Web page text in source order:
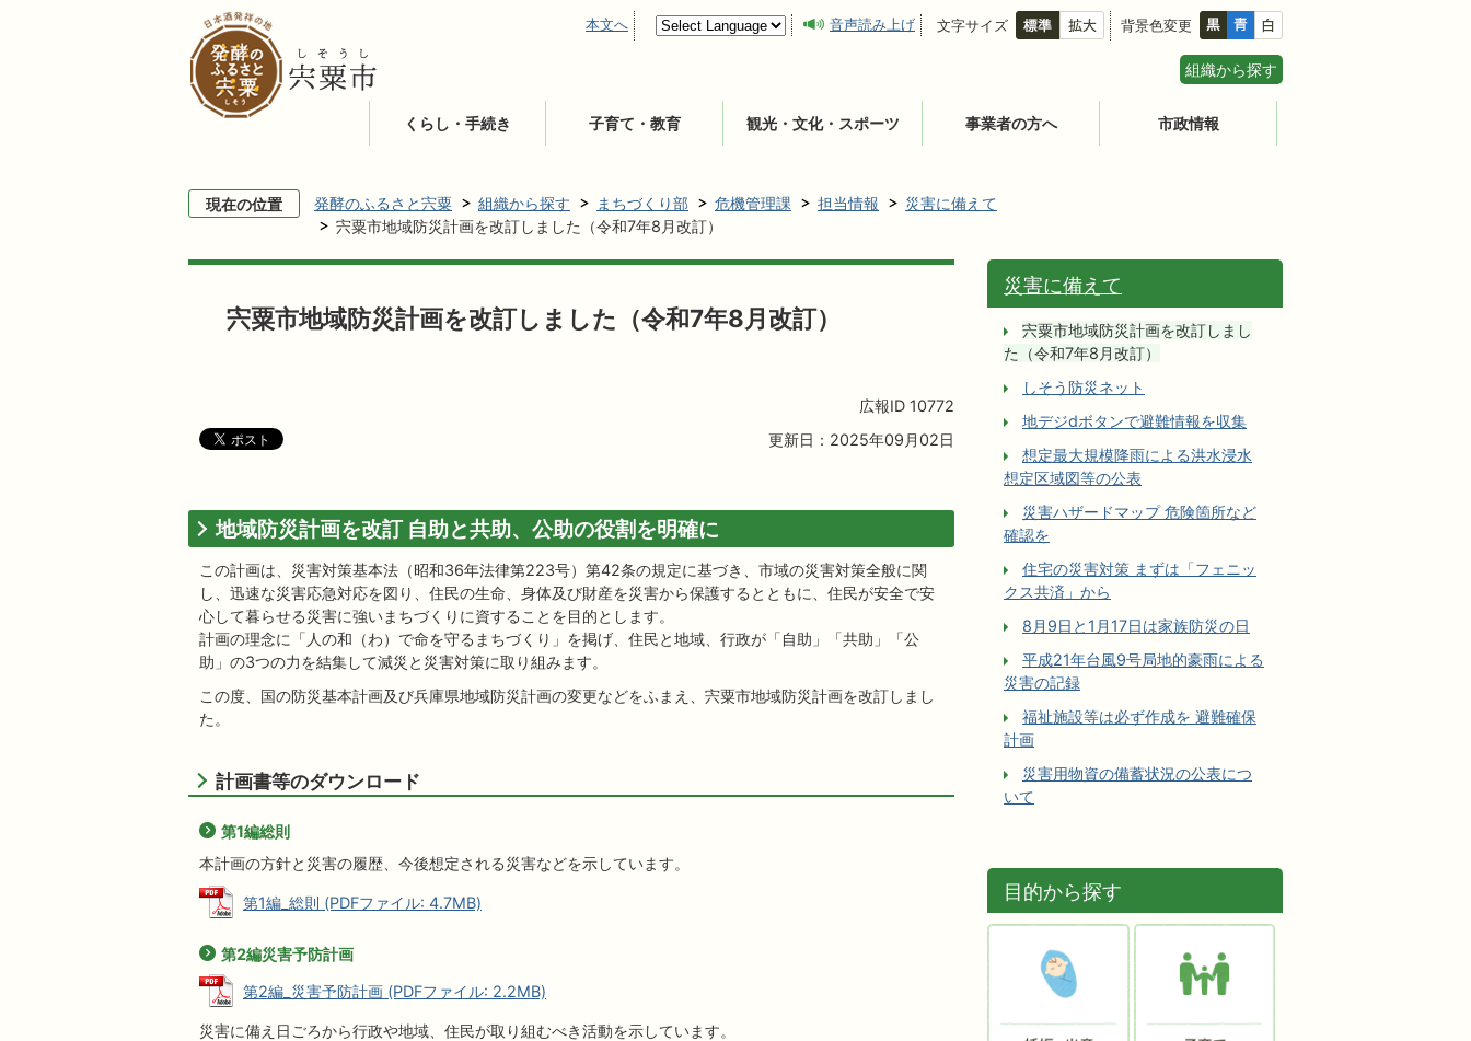
本文へ 音声読み上げ 文字サイズ 背景色変更
組織から探す
くらし・手続き 子育て・教育 観光・文化・スポーツ 事業者の方へ 市政情報
現在の位置 発酵のふるさと宍粟 組織から探す まちづくり部 危機管理課 担当情報
災害に備えて
宍粟市地域防災計画を改訂しました（令和7年8月改訂）
宍粟市地域防災計画を改訂しました（令和7年8月改訂）
広報ID 10772
更新日：2025年09月02日
地域防災計画を改訂 自助と共助、公助の役割を明確に
この計画は、災害対策基本法（昭和36年法律第223号）第42条の規定に基づき、市域の災害対策全般に関
し、迅速な災害応急対応を図り、住民の生命、身体及び財産を災害から保護するとともに、住民が安全で安
心して暮らせる災害に強いまちづくりに資することを目的とします。
計画の理念に「人の和（わ）で命を守るまちづくり」を掲げ、住民と地域、行政が「自助」「共助」「公
助」の3つの力を結集して減災と災害対策に取り組みます。
この度、国の防災基本計画及び兵庫県地域防災計画の変更などをふまえ、宍粟市地域防災計画を改訂しまし
た。
計画書等のダウンロード
第1編総則
本計画の方針と災害の履歴、今後想定される災害などを示しています。
第1編_総則 (PDFファイル: 4.7MB)
第2編災害予防計画
第2編_災害予防計画 (PDFファイル: 2.2MB)
災害に備え日ごろから行政や地域、住民が取り組むべき活動を示しています。
災害に備えて
宍粟市地域防災計画を改訂しまし
た（令和7年8月改訂）
しそう防災ネット
地デジdボタンで避難情報を収集
想定最大規模降雨による洪水浸水
想定区域図等の公表
災害ハザードマップ 危険箇所など
確認を
住宅の災害対策 まずは「フェニッ
クス共済」から
8月9日と1月17日は家族防災の日
平成21年台風9号局地的豪雨による
災害の記録
福祉施設等は必ず作成を 避難確保
計画
災害用物資の備蓄状況の公表につ
いて
目的から探す